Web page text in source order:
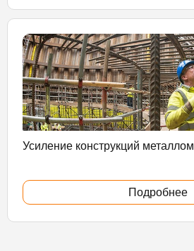
Усиление конструкций металлом
Подробнее